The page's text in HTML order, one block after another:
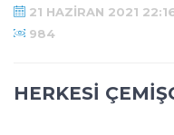
21 HAZIRAN 2021
984
HERKESİ